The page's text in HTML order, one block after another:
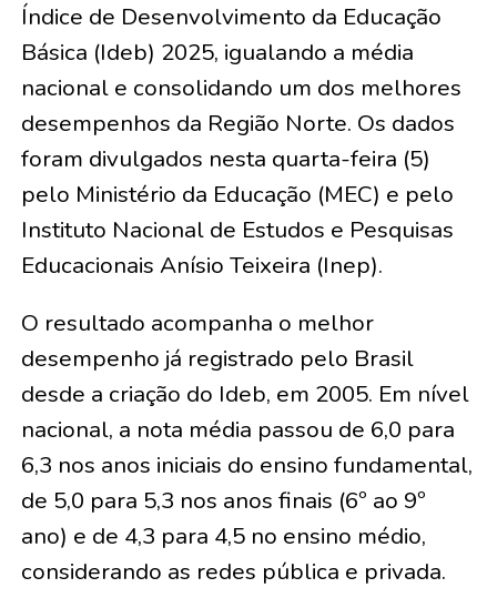
Índice de Desenvolvimento da Educação
Básica (Ideb) 2025, igualando a média
nacional e consolidando um dos melhores
desempenhos da Região Norte. Os dados
foram divulgados nesta quarta-feira (5)
pelo Ministério da Educação (MEC) e pelo
Instituto Nacional de Estudos e Pesquisas
Educacionais Anísio Teixeira (Inep).
O resultado acompanha o melhor
desempenho já registrado pelo Brasil
desde a criação do Ideb, em 2005. Em nível
nacional, a nota média passou de 6,0 para
6,3 nos anos iniciais do ensino fundamental,
de 5,0 para 5,3 nos anos finais (6º ao 9º
ano) e de 4,3 para 4,5 no ensino médio,
considerando as redes pública e privada.